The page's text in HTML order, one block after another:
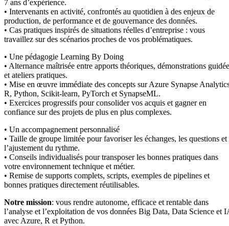
7 ans d’expérience.
• Intervenants en activité, confrontés au quotidien à des enjeux de
production, de performance et de gouvernance des données.
• Cas pratiques inspirés de situations réelles d’entreprise : vous
travaillez sur des scénarios proches de vos problématiques.
• Une pédagogie Learning By Doing
• Alternance maîtrisée entre apports théoriques, démonstrations
et ateliers pratiques.
• Mise en œuvre immédiate des concepts sur Azure Synapse
R, Python, Scikit-learn, PyTorch et SynapseML.
• Exercices progressifs pour consolider vos acquis et gagner en
confiance sur des projets de plus en plus complexes.
• Un accompagnement personnalisé
• Taille de groupe limitée pour favoriser les échanges, les questions et
l’ajustement du rythme.
• Conseils individualisés pour transposer les bonnes pratiques dans
votre environnement technique et métier.
• Remise de supports complets, scripts, exemples de pipelines et
bonnes pratiques directement réutilisables.
Notre mission: vous rendre autonome, efficace et rentable dans
l’analyse et l’exploitation de vos données Big Data, Data Science et
avec Azure, R et Python.